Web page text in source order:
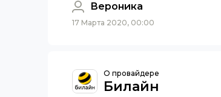
Вероника
17 Марта 2020, 00:00
О провайдере
Билайн